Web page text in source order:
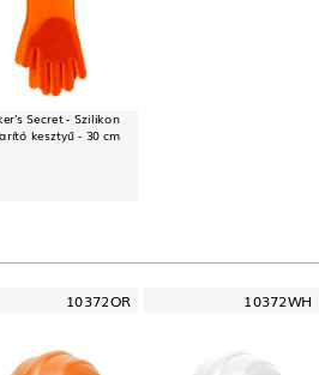
Secret - Szilikon
kesztyű - 30 cm
10372OR 10372WH